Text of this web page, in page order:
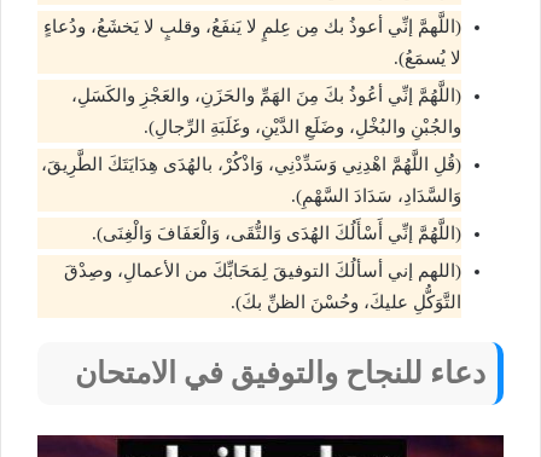
(اللَّهمَّ إنِّي أعوذُ بك مِن عِلمٍ لا يَنفَعُ، وقلبٍ لا يَخشَعُ، ودُعاءٍ
لا يُسمَعُ).
(اللَّهُمَّ إنِّي أعُوذُ بكَ مِنَ الهَمِّ والحَزَنِ، والعَجْزِ والكَسَلِ،
والجُبْنِ والبُخْلِ، وضَلَعِ الدَّيْنِ، وغَلَبَةِ الرِّجالِ).
(قُلِ اللَّهُمَّ اهْدِنِي وَسَدِّدْنِي، وَاذْكُرْ، بالهُدَى هِدَايَتَكَ الطَّرِيقَ،
وَالسَّدَادِ، سَدَادَ السَّهْمِ).
(اللَّهُمَّ إنِّي أَسْأَلُكَ الهُدَى وَالتُّقَى، وَالْعَفَافَ وَالْغِنَى).
(اللهم إني أسألُكَ التوفيقَ لِمَحَابِّكَ من الأعمالِ، وصِدْقَ
التَّوَكُّلِ عليكَ، وحُسْنَ الظنِّ بكَ).
دعاء للنجاح والتوفيق في الامتحان